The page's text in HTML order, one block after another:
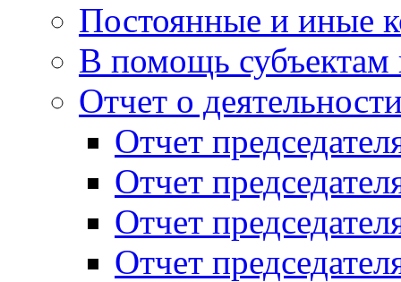
Постоянные и иные
В помощь субъектам
Отчет о
Отчет
Отчет
Отчет
Отчет